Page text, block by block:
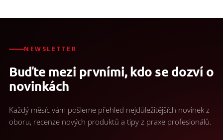
NEWSLETTER
Buďte mezi prvními, kdo se dozví o
novinkách
Každý měsíc vám pošleme přehled nejdůležitějších novinek z
oboru, recenze nových produktů a tipy z praxe profesionálů.